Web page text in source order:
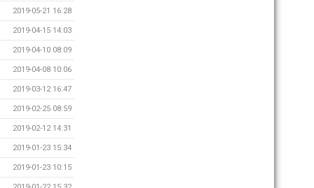
2019-05-21 16:28
2019-04-15 14:03
2019-04-10 08:09
2019-04-08 10:06
2019-03-12 16:47
2019-02-25 08:59
2019-02-12 14:31
2019-01-23 15:34
2019-01-23 10:15